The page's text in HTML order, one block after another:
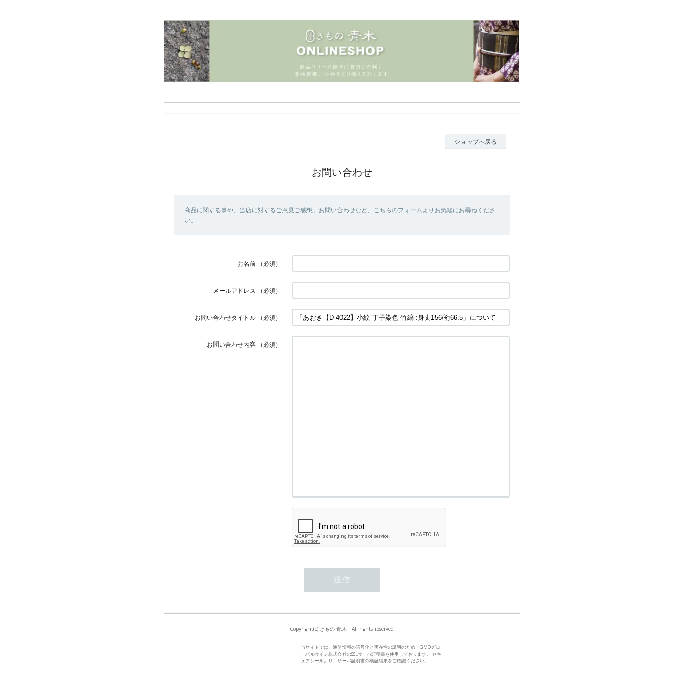
ショップへ戻る
お問い合わせ
商品に関する事や、当店に対するご意見ご感想、お問い合わせなど、こちらのフォームよりお気軽にお尋ねくださ
い。
お名前 （必須）
メールアドレス （必須）
お問い合わせタイトル （必須）
お問い合わせ内容 （必須）
Copyright(c) きもの 青木 All rights reserved
当サイトでは、通信情報の暗号化と実在性の証明のため、GMOグロ
ーバルサイン株式会社のSSLサーバ証明書を使用しております。 セキ
ュアシールより、サーバ証明書の検証結果をご確認ください。